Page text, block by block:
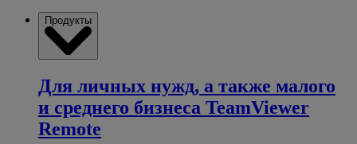
Продукты
Для личных нужд, а также малого
и среднего бизнеса TeamViewer
Remote